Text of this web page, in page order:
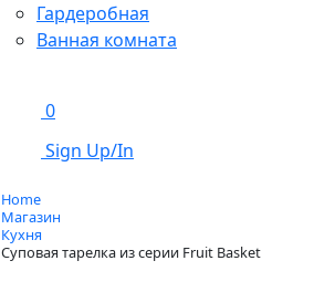
Гардеробная
Ванная комната
0
Sign Up/In
Home
Магазин
Кухня
Суповая тарелка из серии Fruit Basket